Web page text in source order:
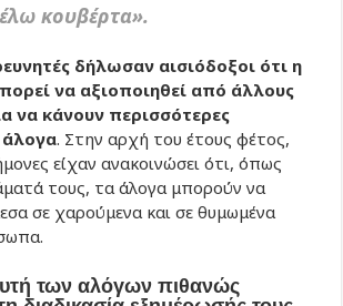
κουβέρτα».
δήλωσαν αισιόδοξοι ότι η
να αξιοποιηθεί από άλλους
να κάνουν περισσότερες
άλογα. Στην αρχή του έτους φέτος,
είχαν ανακοινώσει ότι, όπως
τους, τα άλογα μπορούν να
σε χαρούμενα και σε θυμωμένα
των αλόγων πιθανώς